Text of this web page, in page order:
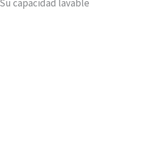
capacidad lavable